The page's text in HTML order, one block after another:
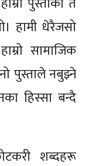
हामी धेरैजसो
सामाजिक
पुस्ताले नबुझ्ने
हिस्सा बन्दै
शब्दहरू